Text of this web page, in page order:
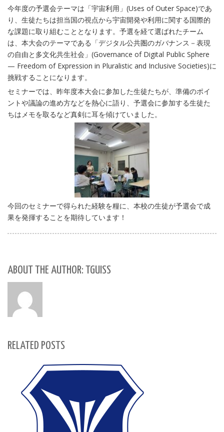
今年度の予選会テーマは「宇宙利用」(Uses of Outer Space)であ
り、生徒たちは担当国の視点から宇宙開発や利用に関する国際的
な課題に取り組むこととなります。予選を経て選ばれたチーム
は、本大会のテーマである「デジタル公共圏のガバナンス－表現
の自由と多文化共生社会」(Governance of Digital Public Sphere
— Freedom of Expression in Pluralistic and Inclusive Societies)に
挑戦することになります。
セミナーでは、昨年度本大会に参加した生徒たちが、準備のポイ
ントや議論の進め方などを熱心に語り、予選会に参加する生徒た
ちはメモを取るなど真剣に耳を傾けていました。
今回のセミナーで得られた経験を糧に、本校の生徒が予選会で成
果を発揮することを期待しています！
ABOUT THE AUTHOR: TGUISS
RELATED POSTS